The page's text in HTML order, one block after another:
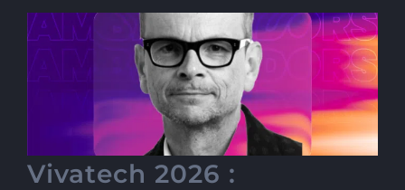
Vivatech 2026 : Comment
profiter d’un code promo
de -20% ?
Vivatech 2026 :